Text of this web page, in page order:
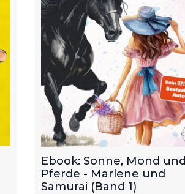
Ebook: Sonne, Mond und
Pferde - Marlene und
Samurai (Band 1)